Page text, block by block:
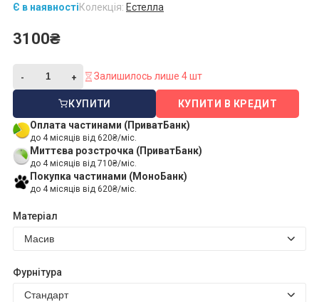
Є в наявностіКолекція: Естелла
3100₴
Залишилось лише 4 шт
КУПИТИ
Оплата частинами (ПриватБанк)
до 4 місяців від 620₴/міс.
Миттєва розстрочка (ПриватБанк)
до 4 місяців від 710₴/міс.
Покупка частинами (МоноБанк)
до 4 місяців від 620₴/міс.
КУПИТИ В КРЕДИТ
Матеріал
Фурнітура